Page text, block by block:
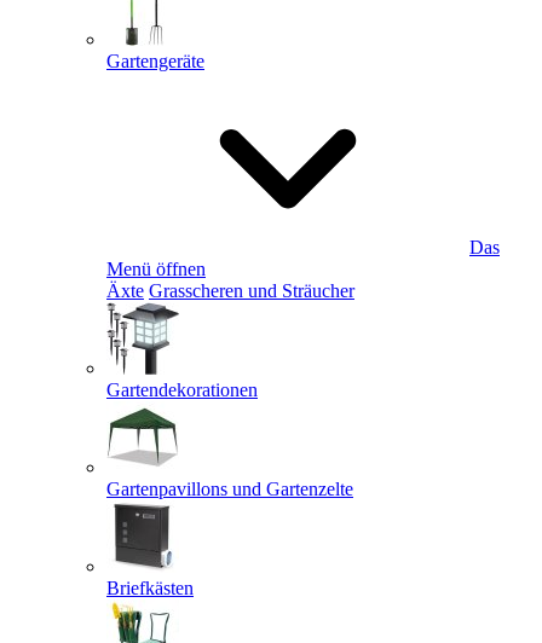
Gartengeräte
Das
Menü öffnen
Äxte Grasscheren und Sträucher
Gartendekorationen
Gartenpavillons und Gartenzelte
Briefkästen